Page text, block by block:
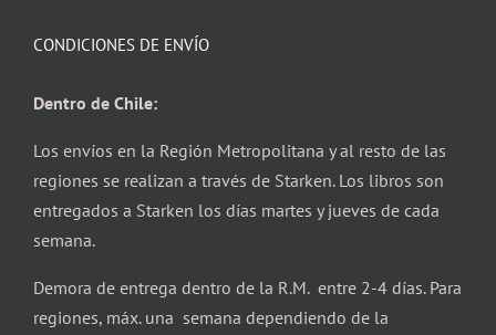
CONDICIONES DE ENVÍO
Dentro de Chile:
Los envíos en la Región Metropolitana y al resto de las
regiones se realizan a través de Starken. Los libros son
entregados a Starken los días martes y jueves de cada
semana.
Demora de entrega dentro de la R.M. entre 2-4 días. Para
regiones, máx. una semana dependiendo de la